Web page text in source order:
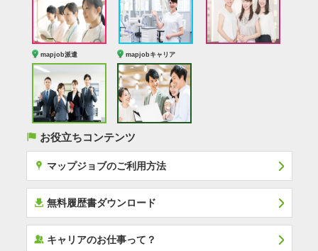
mapjob派遣 mapjobキャリア
( お役立ちコンテンツ
x マップジョブのご利用方法
í 無料履歴書ダウンロード
‰キャリアのお仕事って？